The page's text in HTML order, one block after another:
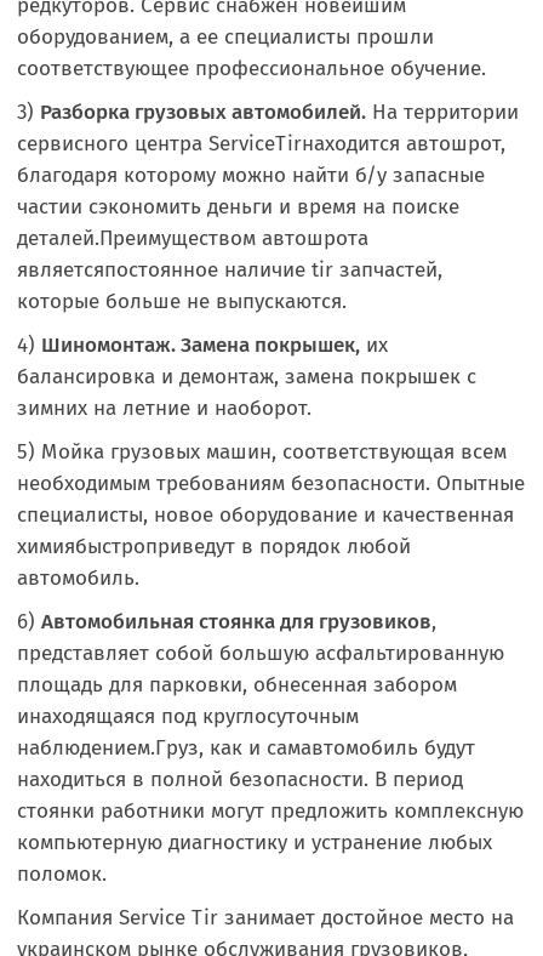
редкуторов. Сервис снабжён новейшим
оборудованием, а ее специалисты прошли
соответствующее профессиональное обучение.
3) Разборка грузовых автомобилей. На территории
сервисного центра ServiceTirнаходится автошрот,
благодаря которому можно найти б/у запасные
частии сэкономить деньги и время на поиске
деталей.Преимуществом автошрота
являетсяпостоянное наличие tir запчастей,
которые больше не выпускаются.
4) Шиномонтаж. Замена покрышек, их
балансировка и демонтаж, замена покрышек с
зимних на летние и наоборот.
5) Мойка грузовых машин, соответствующая всем
необходимым требованиям безопасности. Опытные
специалисты, новое оборудование и качественная
химиябыстроприведут в порядок любой
автомобиль.
6) Автомобильная стоянка для грузовиков,
представляет собой большую асфальтированную
площадь для парковки, обнесенная забором
инаходящаяся под круглосуточным
наблюдением.Груз, как и самавтомобиль будут
находиться в полной безопасности. В период
стоянки работники могут предложить комплексную
компьютерную диагностику и устранение любых
поломок.
Компания Service Tir занимает достойное место на
украинском рынке обслуживания грузовиков,